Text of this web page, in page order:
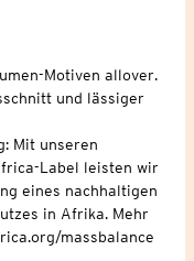
Motiven allover.
und lässiger
Mit unseren
Label leisten wir
eines nachhaltigen
in Afrika. Mehr
massbalance